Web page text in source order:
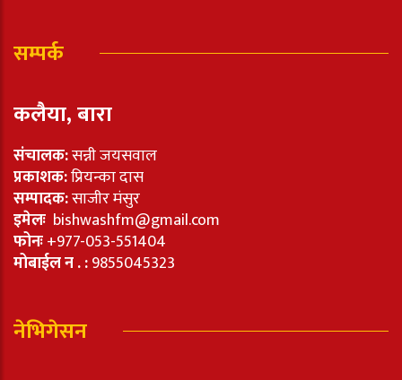
सम्पर्क
कलैया, बारा
संचालक:सन्नी जयसवाल
प्रकाशक:प्रियन्का दास
सम्पादक:साजीर मंसुर
इमेलः bishwashfm@gmail.com
फोनः+977-053-551404
मोबाईल न . :9855045323
नेभिगेसन